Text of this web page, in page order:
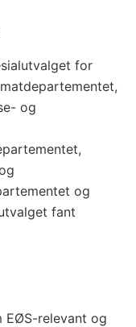
for
og
og
fant
EØS-relevant og